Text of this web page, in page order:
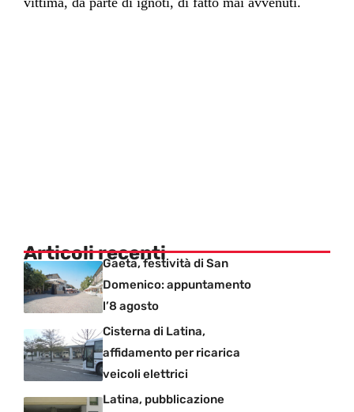
Articoli recentiGaeta, festività di San
Domenico: appuntamento
l’8 agosto
Cisterna di Latina,
affidamento per ricarica
veicoli elettrici
Latina, pubblicazione